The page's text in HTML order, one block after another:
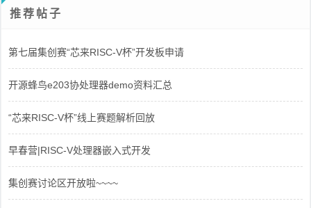
推荐帖子
第七届集创赛“芯来RISC-V杯”开发板申请
开源蜂鸟e203协处理器demo资料汇总
“芯来RISC-V杯”线上赛题解析回放
早春营|RISC-V处理器嵌入式开发
集创赛讨论区开放啦~~~~